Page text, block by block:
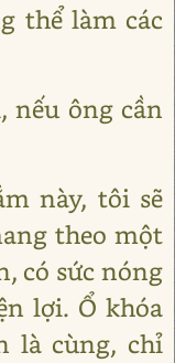
thể làm các
nếu ông cần
này, tôi sẽ
theo một
có sức nóng
lợi. Ổ khóa
là cùng, chỉ